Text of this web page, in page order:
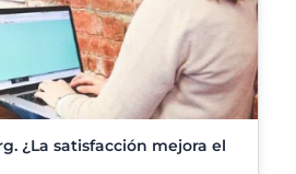
¿La satisfacción mejora el